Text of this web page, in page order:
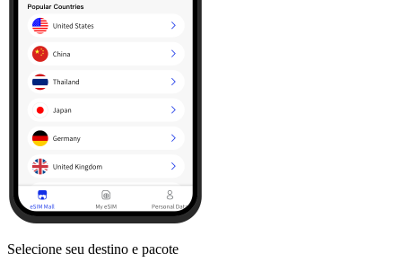
Selecione seu destino e pacote